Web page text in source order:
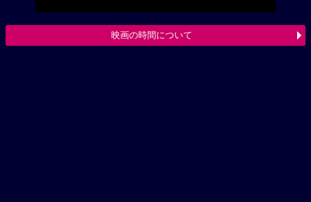
映画の時間について